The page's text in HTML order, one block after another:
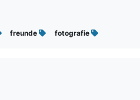
freunde fotografie